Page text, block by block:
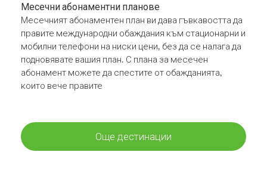
Месечни абонаментни планове
Месечният абонаментен план ви дава гъвкавостта да
правите международни обаждания към стационарни и
мобилни телефони на ниски цени, без да се налага да
подновявате вашия план. С плана за месечен
абонамент можете да спестите от обажданията,
които вече правите
Още дестинации